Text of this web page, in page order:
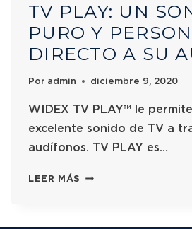
TV PLAY: UN
PURO Y
DIRECTO A SU
Por admin diciembre 9, 2020
WIDEX TV PLAY™ le
excelente sonido de TV a
audífonos. TV PLAY es…
LEER MÁS